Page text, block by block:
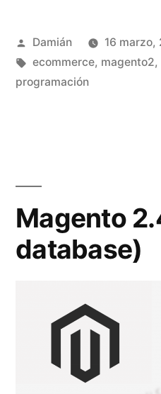
pésimo
Publicado
por
Damián 16 marzo,
Etiquetas:
ecommerce, magento2,
programación
Magento
database)